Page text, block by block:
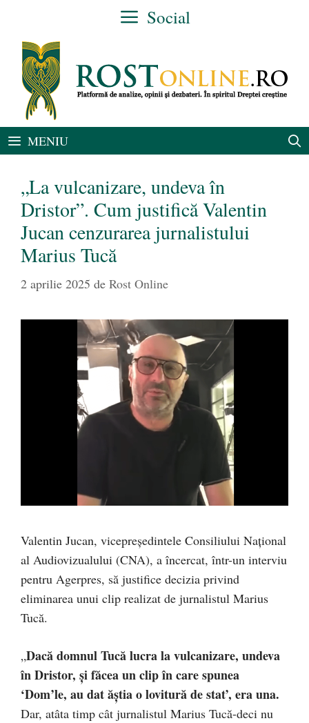
conținut
Social
MENIU
„La vulcanizare, undeva în
Dristor”. Cum justifică Valentin
Jucan cenzurarea jurnalistului
Marius Tucă
2 aprilie 2025 de Rost Online
Valentin Jucan, vicepreședintele Consiliului Național
al Audiovizualului (CNA), a încercat, într-un interviu
pentru Agerpres, să justifice decizia privind
eliminarea unui clip realizat de jurnalistul Marius
Tucă.
„Dacă domnul Tucă lucra la vulcanizare, undeva
în Dristor, și făcea un clip în care spunea
‘Dom’le, au dat ăștia o lovitură de stat’, era una.
Dar, atâta timp cât jurnalistul Marius Tucă-deci nu